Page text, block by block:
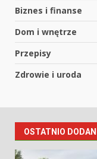
Biznes i finanse
Dom i wnętrze
Przepisy
Zdrowie i uroda
OSTATNIO